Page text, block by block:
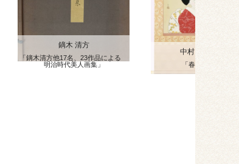
鏑木 清方
「鏑木清方他17名、23作品による
明治時代美人画集」
中村 貞以
「春宵」